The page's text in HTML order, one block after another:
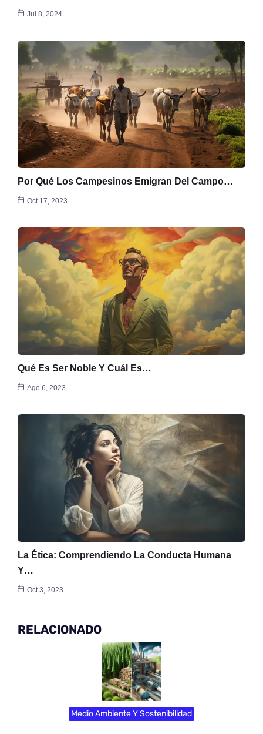
Jul 8, 2024
Por Qué Los Campesinos Emigran Del Campo…
Oct 17, 2023
Qué Es Ser Noble Y Cuál Es…
Ago 6, 2023
La Ética: Comprendiendo La Conducta Humana
Y…
Oct 3, 2023
RELACIONADO
Medio Ambiente Y Sostenibilidad